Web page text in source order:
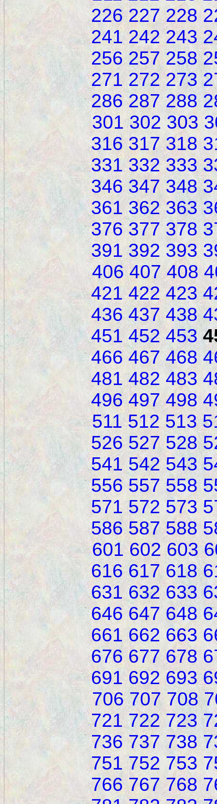
226 227 228
241 242 243
256 257 258
271 272 273
286 287 288
301 302 303
316 317 318
331 332 333
346 347 348
361 362 363
376 377 378
391 392 393
406 407 408
421 422 423
436 437 438
451 452 453
466 467 468
481 482 483
496 497 498
511 512 513
526 527 528
541 542 543
556 557 558
571 572 573
586 587 588
601 602 603
616 617 618
631 632 633
646 647 648
661 662 663
676 677 678
691 692 693
706 707 708
721 722 723
736 737 738
751 752 753
766 767 768